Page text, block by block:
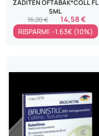
ZADITEN OFTABAK*COLL FL
5ML
14,58 €
16,20 €
RISPARMI: -1.63€ (10%)